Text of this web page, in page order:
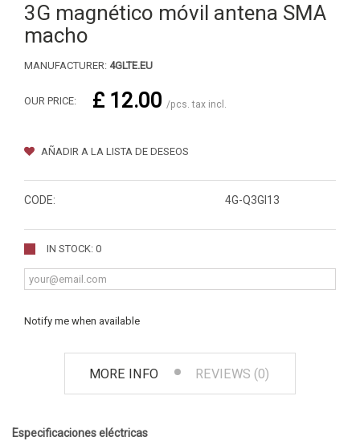
3G magnético móvil antena SMA
macho
MANUFACTURER: 4GLTE.EU
OUR PRICE: £ 12.00 /pcs. tax incl.
AÑADIR A LA LISTA DE DESEOS
CODE: 4G-Q3GI13
IN STOCK: 0
Notify me when available
MORE INFO REVIEWS (0)
Especificaciones eléctricas